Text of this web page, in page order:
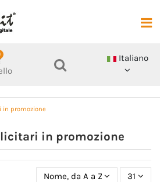
Italiano
in promozione
in promozione
Nome, da A a Z 31